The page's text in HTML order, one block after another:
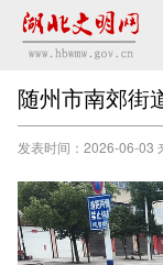
随州市南郊街
发表时间：2026-06-03